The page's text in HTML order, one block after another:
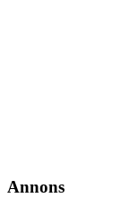
Annons